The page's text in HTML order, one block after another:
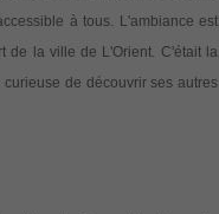
à tous. L'ambiance est
de la ville de L'Orient. C'était la
de découvrir ses autres